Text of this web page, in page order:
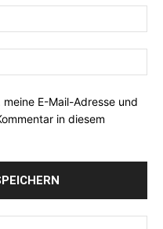
E-Mail-Adresse und
in diesem